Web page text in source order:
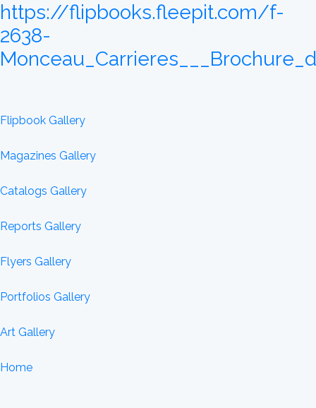
https://flipbooks.fleepit.com/f-
2638-
Flipbook Gallery
Magazines Gallery
Catalogs Gallery
Reports Gallery
Flyers Gallery
Portfolios Gallery
Art Gallery
Home